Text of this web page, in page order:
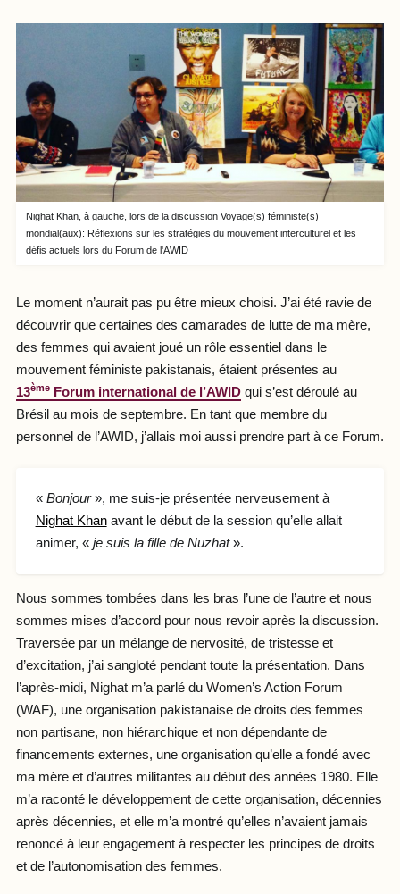
Nighat Khan, à gauche, lors de la discussion Voyage(s) féministe(s)
mondial(aux): Réflexions sur les stratégies du mouvement interculturel et les
défis actuels lors du Forum de l'AWID
Le moment n’aurait pas pu être mieux choisi. J’ai été ravie de
découvrir que certaines des camarades de lutte de ma mère,
des femmes qui avaient joué un rôle essentiel dans le
mouvement féministe pakistanais, étaient présentes au
13èmeForum international de l’AWIDqui s’est déroulé au
Brésil au mois de septembre. En tant que membre du
personnel de l’AWID, j’allais moi aussi prendre part à ce Forum.
« Bonjour», me suis-je présentée nerveusement à
Nighat Khanavant le début de la session qu’elle allait
animer, «je suis la fille de Nuzhat».
Nous sommes tombées dans les bras l’une de l’autre et nous
sommes mises d’accord pour nous revoir après la discussion.
Traversée par un mélange de nervosité, de tristesse et
d’excitation, j’ai sangloté pendant toute la présentation. Dans
l’après-midi, Nighat m’a parlé du Women’s Action Forum
(WAF), une organisation pakistanaise de droits des femmes
non partisane, non hiérarchique et non dépendante de
financements externes, une organisation qu’elle a fondé avec
ma mère et d’autres militantes au début des années 1980. Elle
m’a raconté le développement de cette organisation, décennies
après décennies, et elle m’a montré qu’elles n’avaient jamais
renoncé à leur engagement à respecter les principes de droits
et de l’autonomisation des femmes.